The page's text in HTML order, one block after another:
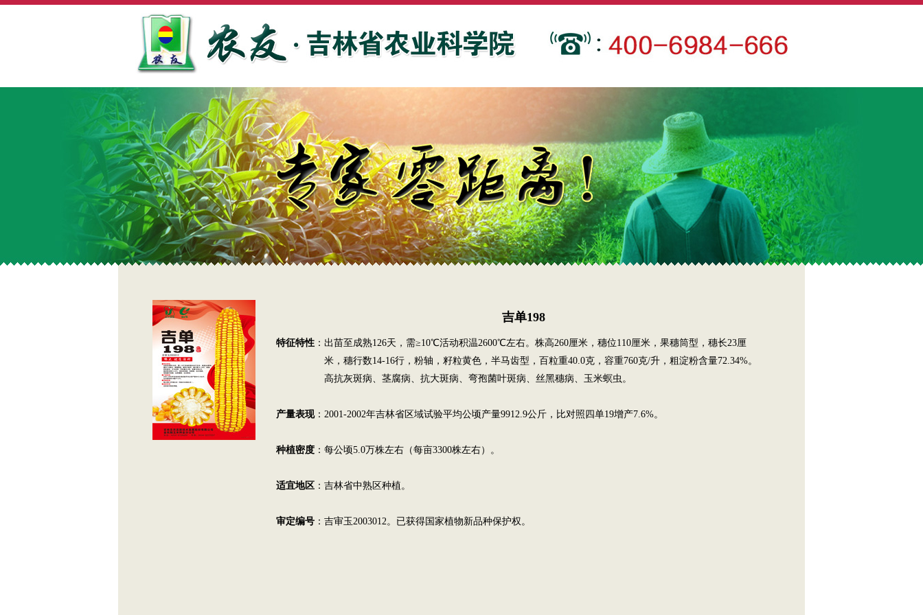
吉单198
特征特性 ：出苗至成熟126天，需≥10℃活动积温2600℃左右。株高260厘米，穗位110厘米，果穗筒型，穗长23厘
米，穗行数14-16行，粉轴，籽粒黄色，半马齿型，百粒重40.0克，容重760克/升，粗淀粉含量72.34%。
高抗灰斑病、茎腐病、抗大斑病、弯孢菌叶斑病、丝黑穗病、玉米螟虫。
产量表现：2001-2002年吉林省区域试验平均公顷产量9912.9公斤，比对照四单19增产7.6%。
种植密度 ：每公顷5.0万株左右（每亩3300株左右）。
适宜地区 ：吉林省中熟区种植。
审定编号 ：吉审玉2003012。已获得国家植物新品种保护权。